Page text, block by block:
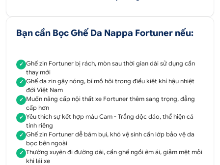
phấn khích và thúc đẩy tinh thần. Kết hợp với màu
trắng đại diện cho sự tinh khiết và hiện đại, tạo vẻ
Fortuner của bạn.
Bên cạnh, màu trắng đóng vai trò cân bằng lại sự
nổi bật của màu cam, tạo nên một tổng thể hài hòa
và tinh tế hơn. Có thể nói, đây là một trong những
cách phối màu bọc ghế da ô tô đã và đang trở
thành xu hướng HOT nhất hiện nay.
Bạn cần Bọc Ghế Da Nappa Fortuner nếu:
✓ Ghế zin Fortuner bị rách, mòn sau thời gian dài sử dụng cần
thay mới
✓ Ghế da zin gây nóng, bí mồ hôi trong điều kiệt khí hậu nhiệt
đới Việt Nam
✓ Muốn nâng cấp nội thất xe Fortuner thêm sang trọng, đẳng
cấp hơn
✓ Yêu thích sự kết hợp màu Cam - Trắng độc đáo, thể hiện cá
tính riêng
✓ Ghế zin Fortuner dễ bám bụi, khó vệ sinh cần lớp bảo vệ da
bọc bên ngoài
✓ Thường xuyên đi đường dài, cần ghế ngồi êm ái, giảm mệt mỏi
khi lái xe